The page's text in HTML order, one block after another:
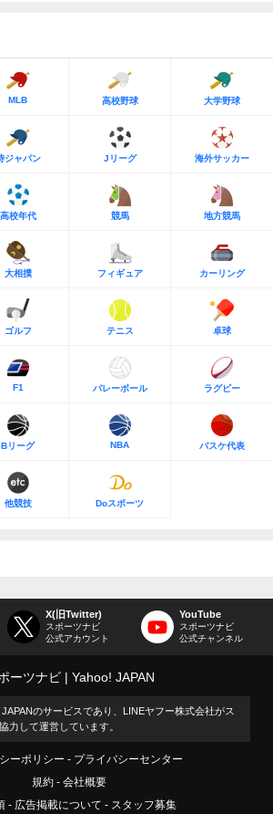
MLB 高校野球 大学野球
ジャパン Jリーグ 海外サッカー
高校年代 競馬 地方競馬
大相撲 フィギュア カーリング
ゴルフ テニス 卓球
F1 バレーボール ラグビー
Bリーグ NBA バスケ代表
他競技 Doスポーツ
X(旧Twitter)
スポーツナビ
公式アカウント
YouTube
スポーツナビ
公式チャンネル
ーツナビ Yahoo! JAPAN
のサービスであり、LINEヤフー株式会社がス
力して運営しています。
ーポリシー
プライバシーセンター
規約
会社概要
広告掲載について スタッフ募集